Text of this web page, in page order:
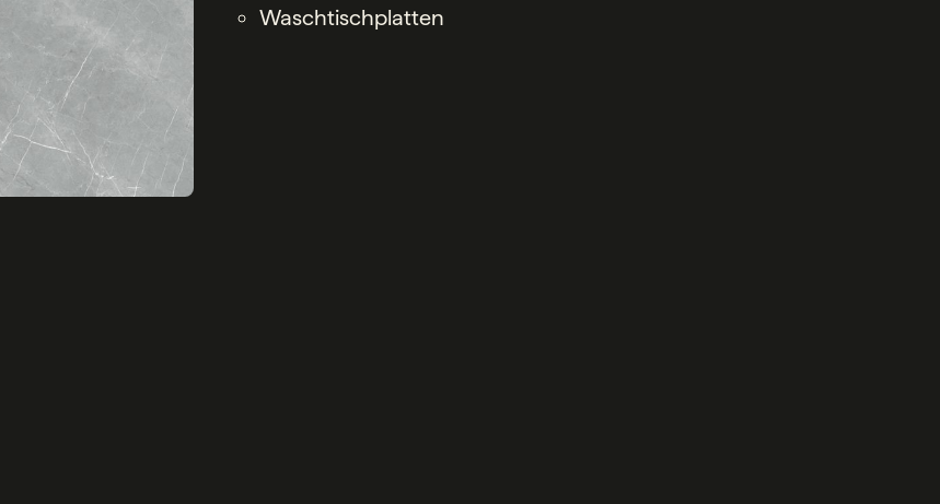
Waschtischplatten